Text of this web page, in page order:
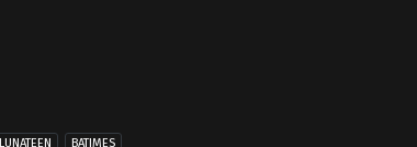
LUNATEEN BATIMES